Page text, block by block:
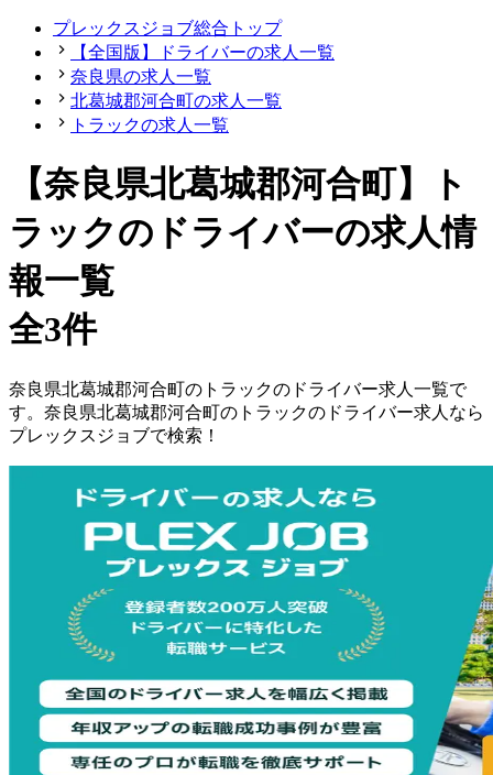
プレックスジョブ総合トップ
【全国版】ドライバーの求人一覧
奈良県の求人一覧
北葛城郡河合町の求人一覧
トラックの求人一覧
【奈良県北葛城郡河合町】ト
ラックのドライバーの求人情
報一覧
全3件
奈良県北葛城郡河合町の トラックの ドライバー求人一覧で
す。 奈良県北葛城郡河合町の トラックの ドライバー求人なら
プレックスジョブで検索！